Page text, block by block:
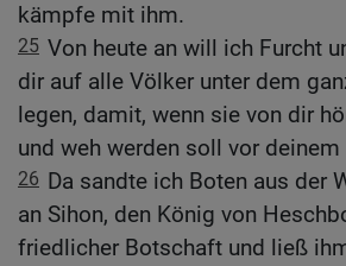
kämpfe mit ihm.
25 Von heute an will ich Furcht
dir auf alle Völker unter dem
legen, damit, wenn sie von dir
und weh werden soll vor
26 Da sandte ich Boten aus der
an Sihon, den König von
friedlicher Botschaft und ließ